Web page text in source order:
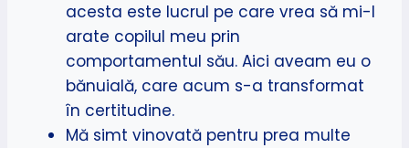
acesta este lucrul pe care vrea să mi-l
arate copilul meu prin
comportamentul său. Aici aveam eu o
bănuială, care acum s-a transformat
în certitudine.
Mă simt vinovată pentru prea multe